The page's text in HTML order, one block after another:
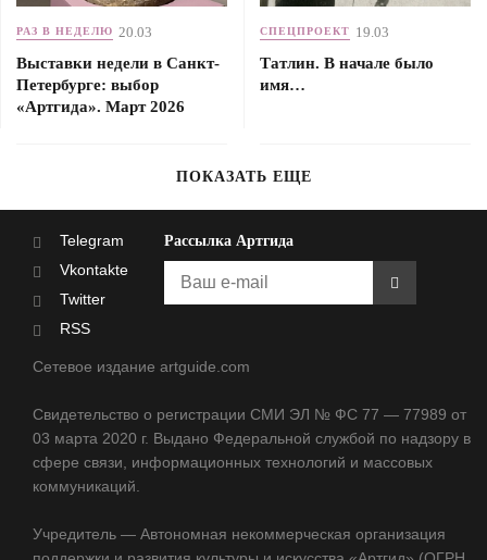
РАЗ В НЕДЕЛЮ 20.03
Выставки недели в Санкт-
Петербурге: выбор
«Артгида». Март 2026
СПЕЦПРОЕКТ 19.03
Татлин. В начале было
имя…
ПОКАЗАТЬ ЕЩЕ
Telegram
Vkontakte
Twitter
RSS
Рассылка Артгида
Сетевое издание artguide.com
Свидетельство о регистрации СМИ ЭЛ № ФС 77 — 77989 от
03 марта 2020 г. Выдано Федеральной службой по надзору в
сфере связи, информационных технологий и массовых
коммуникаций.
Учредитель — Автономная некоммерческая организация